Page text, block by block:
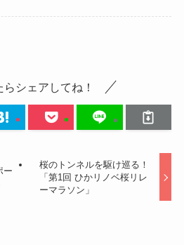
らシェアしてね！
ー
桜のトンネルを駆け巡る！
「第1回 ひかリノベ桜リレ
ーマラソン」